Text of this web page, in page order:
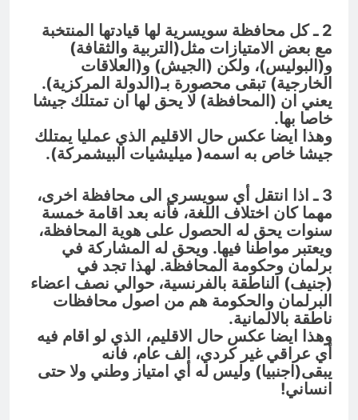
2 ـ كل محافظة سويسرية لها قيادتها المنتخبة
مع بعض الامتيازات مثل(التربية والثقافة)
و(البوليس)، ولكن (الجيش) و(العلاقات
الخارجية) تبقى محصورة بـ(الدولة المركزية).
يعني ان (المحافظة) لا يحق لها ان تمتلك جيشا
خاصا بها.
وهذا ايضا عكس حال الاقليم الذي عمليا يمتلك
جيشا خاص به اسمه( ميليشيات البيشمركة).
3 ـ اذا انتقل أي سويسري الى محافظة اخرى،
مهما كان اختلاف اللغة، فأنه بعد اقامة خمسة
سنوات يحق له الحصول على هوية المحافظة،
ويعتبر مواطنا فيها. ويحق له المشاركة في
برلمان وحكومة المحافظة. لهذا تجد في
(جنيف) الناطقة بالفرنسية، حوالي نصف اعضاء
البرلمان والحكومة هم من اصول محافظات
ناطقة بالالمانية.
وهذا ايضا عكس حال الاقليم، الذي لو اقام فيه
أي عراقي غير كردي، الف عام، فانه
يبقى(اجنبيا) وليس له أي امتياز وطني ولا حتى
انساني!